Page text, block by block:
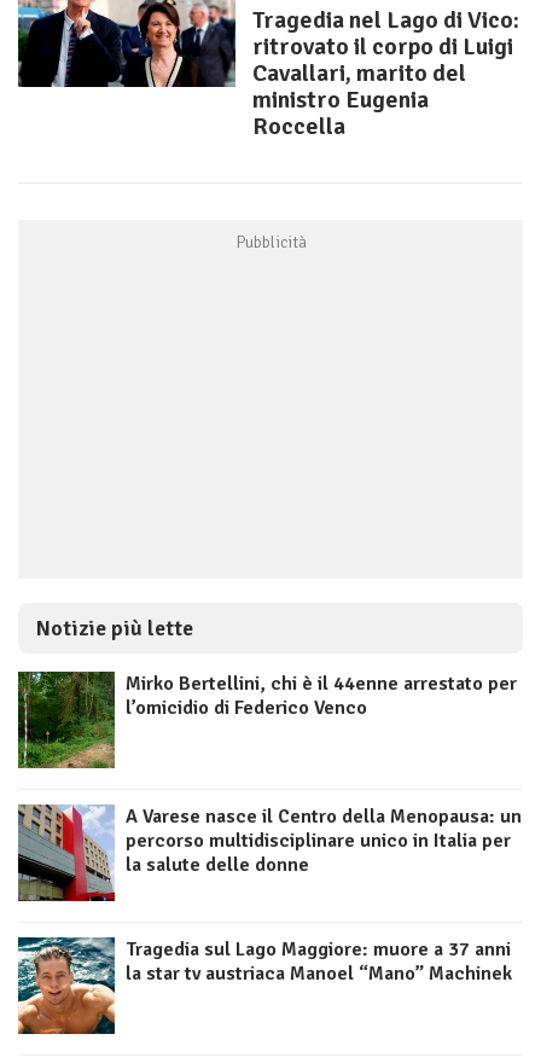
Tragedia nel Lago di Vico:
ritrovato il corpo di Luigi
Cavallari, marito del
ministro Eugenia
Roccella
Notizie più lette
Mirko Bertellini, chi è il 44enne arrestato per
l’omicidio di Federico Venco
A Varese nasce il Centro della Menopausa: un
percorso multidisciplinare unico in Italia per
la salute delle donne
Tragedia sul Lago Maggiore: muore a 37 anni
la star tv austriaca Manoel “Mano” Machinek